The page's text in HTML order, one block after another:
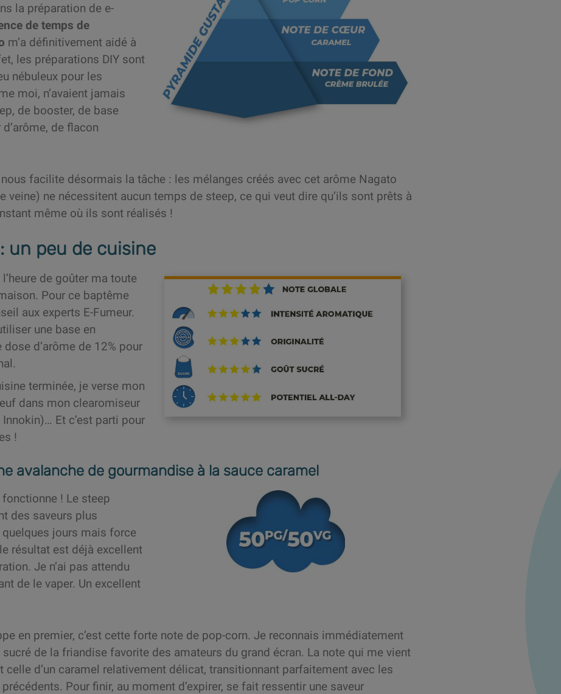
la préparation de e-
de temps de
m’a définitivement aidé à
les préparations DIY sont
nébuleux pour les
moi, n’avaient jamais
de booster, de base
de flacon
nous facilite désormais la tâche : les mélanges créés avec cet arôme Nagato
veine) ne nécessitent aucun temps de steep, ce qui veut dire qu’ils sont prêts à
même où ils sont réalisés !
un peu de cuisine
de goûter ma toute
Pour ce baptême
aux experts E-Fumeur.
une base en
d’arôme de 12% pour
terminée, je verse mon
dans mon clearomiseur
Et c’est parti pour
!
avalanche de gourmandise à la sauce caramel
fonctionne ! Le steep
des saveurs plus
jours mais force
résultat est déjà excellent
Je n’ai pas attendu
de le vaper. Un excellent
en premier, c’est cette forte note de pop-corn. Je reconnais immédiatement
de la friandise favorite des amateurs du grand écran. La note qui me vient
celle d’un caramel relativement délicat, transitionnant parfaitement avec les
Pour finir, au moment d’expirer, se fait ressentir une saveur